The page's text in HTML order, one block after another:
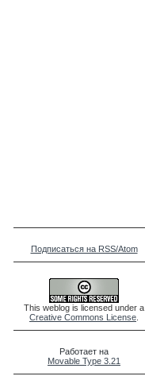
Подписаться на RSS/Atom
This weblog is licensed under a
Creative Commons License
Работает на
Movable Type 3.21